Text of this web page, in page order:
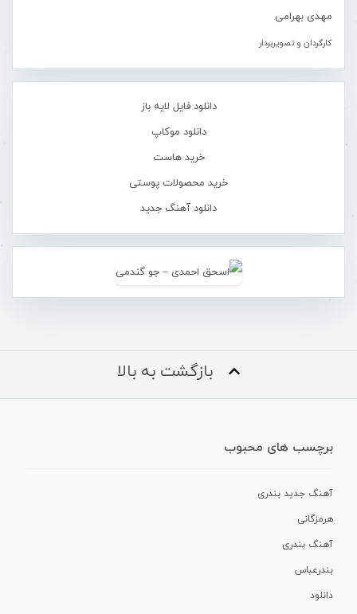
مهدی بهرامی
کارگردان و تصویربردار
دانلود فایل لایه باز
دانلود موکاپ
خرید هاست
خرید محصولات پوستی
دانلود آهنگ جدید
بازگشت به بالا
برچسب های محبوب
آهنگ جدید بندری
هرمزگانی
آهنگ بندری
بندرعباس
دانلود